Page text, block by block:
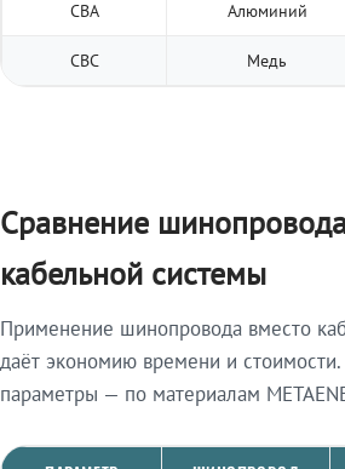
СВА Алюминий
СВС Медь
Сравнение
кабельной системы
Применение шинопровода вместо
даёт экономию времени и
параметры — по материалам